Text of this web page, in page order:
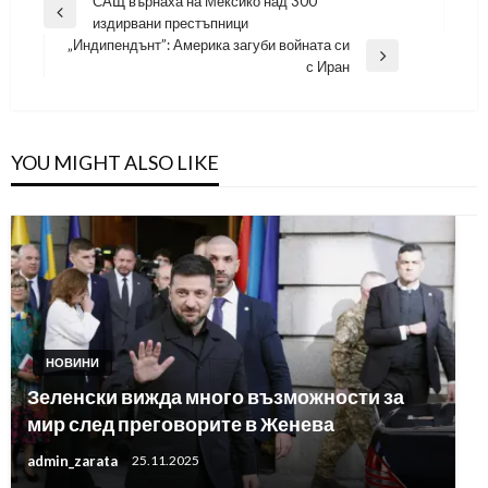
Previousиздирвани престъпници
„Индипендънт”: Америка загуби войната си
с Иран
YOU MIGHT ALSO LIKE
НОВИНИ
Зеленски вижда много възможности за
мир след преговорите в Женева
admin_zarata 25.11.2025